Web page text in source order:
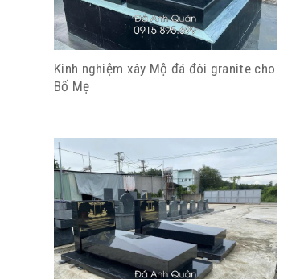
Kinh nghiệm xây Mộ đá đôi granite cho
Bố Mẹ